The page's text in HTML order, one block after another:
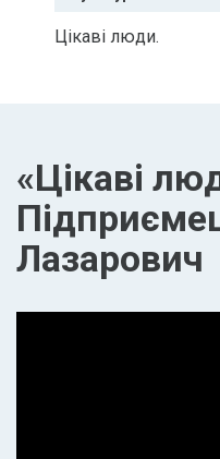
Цікаві люди.
«Цікаві
Лазарович